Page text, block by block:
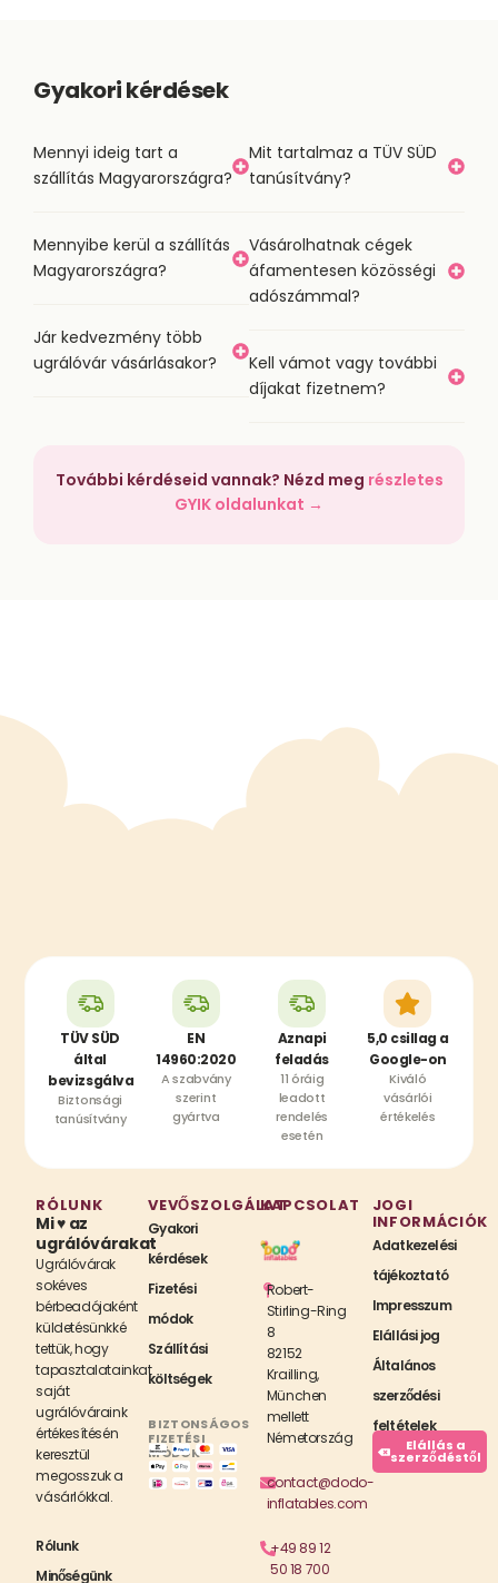
Gyakori kérdések
Mennyi ideig tart a
szállítás Magyarországra?
Mennyibe kerül a szállítás
Magyarországra?
Jár kedvezmény több
ugrálóvár vásárlásakor?
Mit tartalmaz a TÜV SÜD
tanúsítvány?
Vásárolhatnak cégek
áfamentesen közösségi
adószámmal?
Kell vámot vagy további
díjakat fizetnem?
További kérdéseid vannak? Nézd meg részletes
GYIK oldalunkat →
TÜV SÜD
által
bevizsgálva
Biztonsági
tanúsítvány
EN
14960:2020
A szabvány
szerint
gyártva
Aznapi
feladás
11 óráig
leadott
rendelés
esetén
5,0 csillag a
Google-on
Kiváló
vásárlói
értékelés
RÓLUNK
Mi ♥ az
ugrálóvárakat
Ugrálóvárak
sokéves
bérbeadójaként
küldetésünkké
tettük, hogy
tapasztalatainkat
saját
ugrálóváraink
értékesítésén
keresztül
megosszuk a
vásárlókkal.
Rólunk
Minőségünk
VEVŐSZOLGÁLAT
Gyakori
kérdések
Fizetési
módok
Szállítási
költségek
BIZTONSÁGOS
FIZETÉSI
MÓDOK
KAPCSOLAT
Robert-
Stirling-Ring
8
82152
Krailling,
München
mellett
Németország
contact@dodo-
inflatables.com
+49 89 12
50 18 700
JOGI
INFORMÁCIÓK
Adatkezelési
tájékoztató
Impresszum
Elállási jog
Általános
szerződési
feltételek
Elállás a
szerződéstől